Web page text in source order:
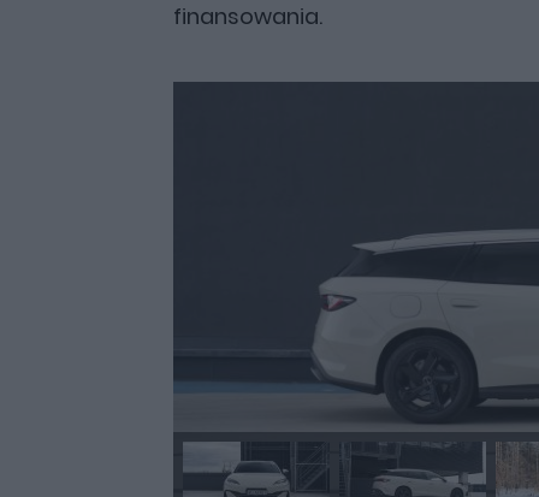
finansowania.